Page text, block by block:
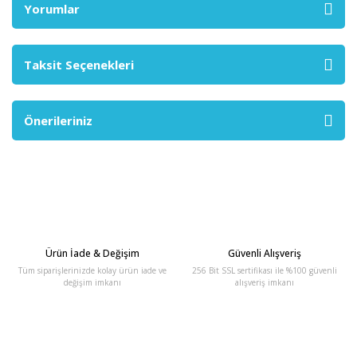
Yorumlar
Taksit Seçenekleri
Önerileriniz
Ürün İade & Değişim
Tüm siparişlerinizde kolay ürün iade ve
değişim imkanı
Güvenli Alışveriş
256 Bit SSL sertifikası ile %100 güvenli
alışveriş imkanı